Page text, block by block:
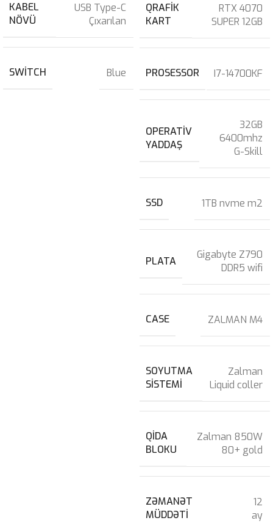
KABEL
NÖVÜ
USB Type-C
Çıxarılan
SWITCH Blue
QRAFIK
KART
RTX 4070
SUPER 12GB
PROSESSOR I7-14700KF
OPERATIV
YADDAŞ
32GB
6400mhz
G-Skill
SSD 1TB nvme m2
PLATA
Gigabyte Z790
DDR5 wifi
CASE ZALMAN M4
SOYUTMA
SISTEMI
Zalman
Liquid coller
QIDA
BLOKU
Zalman 850W
80+ gold
ZƏMANƏT
MÜDDƏTI
12
ay